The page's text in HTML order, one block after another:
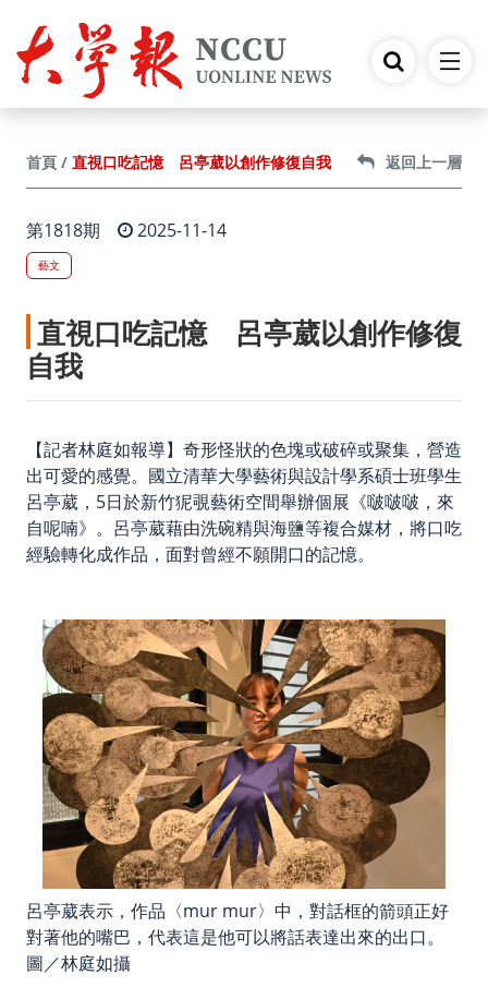
首頁 直視口吃記憶 呂亭葳以創作修復自我 返回上一層
第1818期 2025-11-14
藝文
直視口吃記憶 呂亭葳以創作修復
自我
【記者林庭如報導】奇形怪狀的色塊或破碎或聚集，營造
出可愛的感覺。國立清華大學藝術與設計學系碩士班學生
呂亭葳，5日於新竹狔覗藝術空間舉辦個展《啵啵啵，來
自呢喃》。呂亭葳藉由洗碗精與海鹽等複合媒材，將口吃
經驗轉化成作品，面對曾經不願開口的記憶。
呂亭葳表示，作品〈mur mur〉中，對話框的箭頭正好
對著他的嘴巴，代表這是他可以將話表達出來的出口。
圖／林庭如攝